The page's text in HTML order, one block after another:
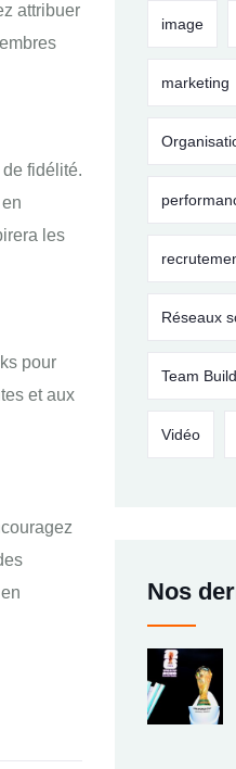
attribuer
fidélité.
les
pour
et aux
image
marketing
Réseaux
Team
Vidéo
Nos